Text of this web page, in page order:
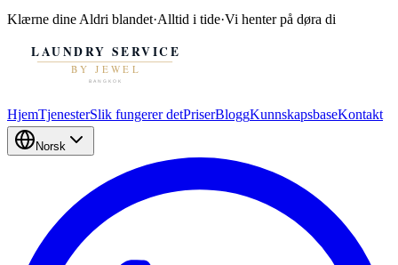
Klærne dine Aldri blandet·Alltid i tide·Vi henter på døra di
HjemTjenesterSlik fungerer detPriserBloggKunnskapsbaseKontakt
Norsk